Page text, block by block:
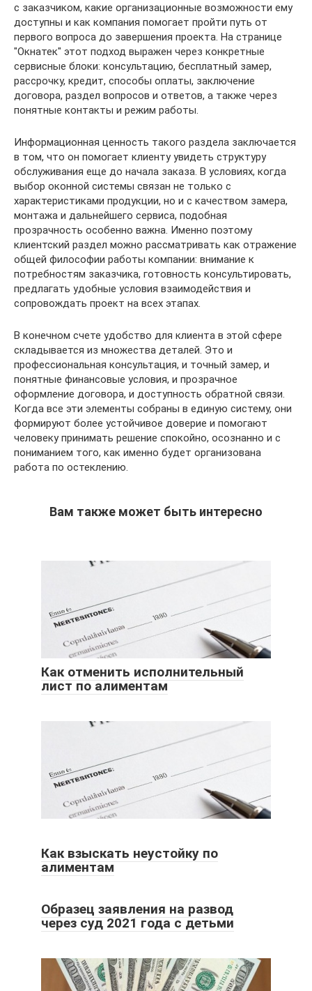
с заказчиком, какие организационные возможности ему
доступны и как компания помогает пройти путь от
первого вопроса до завершения проекта. На странице
"Окнатек" этот подход выражен через конкретные
сервисные блоки: консультацию, бесплатный замер,
рассрочку, кредит, способы оплаты, заключение
договора, раздел вопросов и ответов, а также через
понятные контакты и режим работы.
Информационная ценность такого раздела заключается
в том, что он помогает клиенту увидеть структуру
обслуживания еще до начала заказа. В условиях, когда
выбор оконной системы связан не только с
характеристиками продукции, но и с качеством замера,
монтажа и дальнейшего сервиса, подобная
прозрачность особенно важна. Именно поэтому
клиентский раздел можно рассматривать как отражение
общей философии работы компании: внимание к
потребностям заказчика, готовность консультировать,
предлагать удобные условия взаимодействия и
сопровождать проект на всех этапах.
В конечном счете удобство для клиента в этой сфере
складывается из множества деталей. Это и
профессиональная консультация, и точный замер, и
понятные финансовые условия, и прозрачное
оформление договора, и доступность обратной связи.
Когда все эти элементы собраны в единую систему, они
формируют более устойчивое доверие и помогают
человеку принимать решение спокойно, осознанно и с
пониманием того, как именно будет организована
работа по остеклению.
Вам также может быть интересно
Как отменить исполнительный
лист по алиментам
Как взыскать неустойку по
алиментам
Образец заявления на развод
через суд 2021 года с детьми